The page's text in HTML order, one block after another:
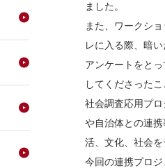
ました。
また、ワークシ
レに入る際、暗
アンケートをと
してくださった
社会調査応用プ
や自治体との連
活、文化、社会
今回の連携プロ